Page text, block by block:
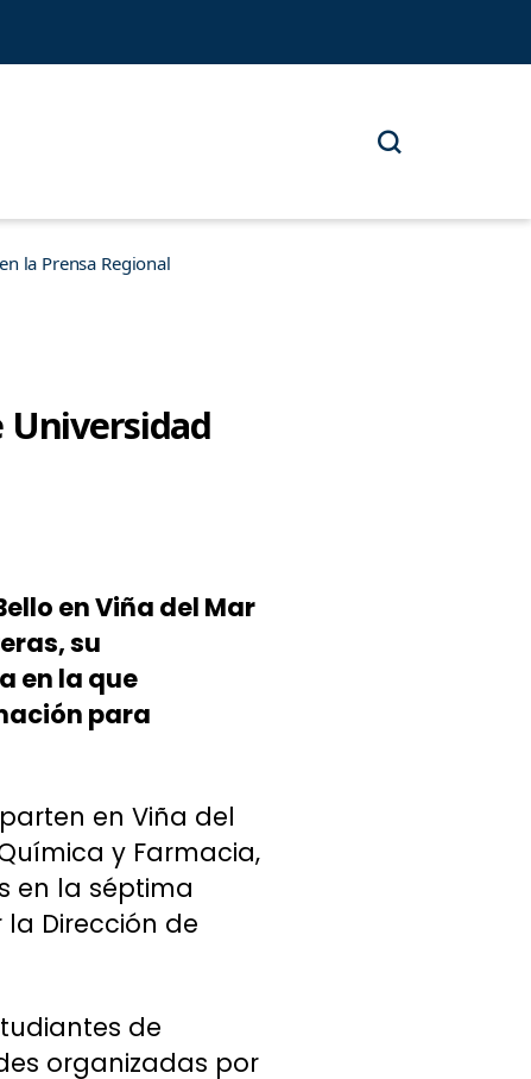
la Prensa Regional
Universidad
en Viña del Mar
su
en la que
para
en Viña del
y Farmacia,
en la séptima
Dirección de
de
organizadas por